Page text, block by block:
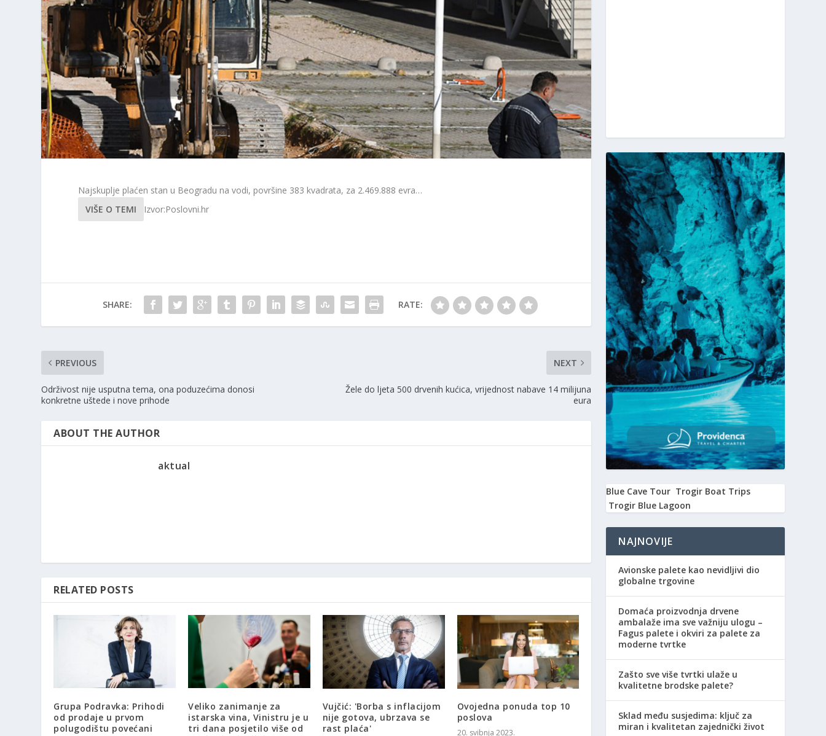
Najskuplje plaćen stan u Beogradu na vodi, površine 383 kvadrata, za 2.469.888 evra…
VIŠE O TEMI
Izvor:Poslovni.hr
SHARE: RATE:
PREVIOUS
Održivost nije usputna tema, ona poduzećima donosi
konkretne uštede i nove prihode
NEXT
Žele do ljeta 500 drvenih kućica, vrijednost nabave 14 milijuna
eura
ABOUT THE AUTHOR
aktual
RELATED POSTS
Grupa Podravka: Prihodi
od prodaje u prvom
polugodištu povećani
Veliko zanimanje za
istarska vina, Vinistru je u
tri dana posjetilo više od
Vujčić: 'Borba s inflacijom
nije gotova, ubrzava se
rast plaća'
Ovojedna ponuda top 10
poslova
20. svibnja 2023.
Blue Cave Tour Trogir Boat Trips
Trogir Blue Lagoon
NAJNOVIJE
Avionske palete kao nevidljivi dio
globalne trgovine
Domaća proizvodnja drvene
ambalaže ima sve važniju ulogu –
Fagus palete i okviri za palete za
moderne tvrtke
Zašto sve više tvrtki ulaže u
kvalitetne brodske palete?
Sklad među susjedima: ključ za
miran i kvalitetan zajednički život